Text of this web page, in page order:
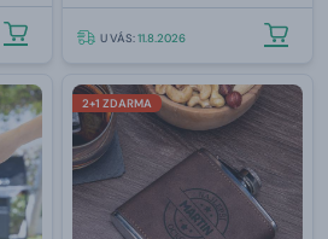
U VÁS:11.8.2026
2+1 ZDARMA